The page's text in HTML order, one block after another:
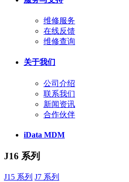
维修服务
在线反馈
维修查询
关于我们
公司介绍
联系我们
新闻资讯
合作伙伴
iData MDM
J16 系列
J15 系列 J7 系列